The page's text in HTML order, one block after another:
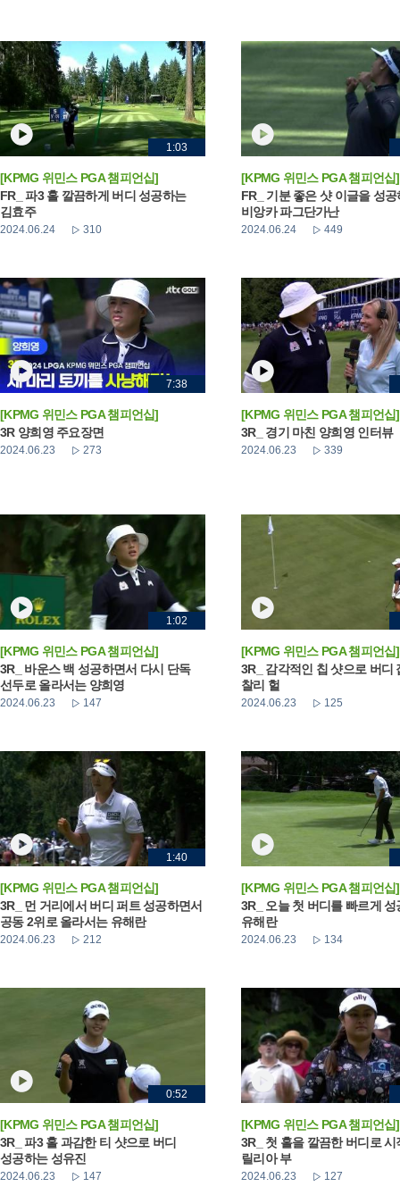
1:03
[KPMG 위민스 PGA 챔피언십]
FR_ 파3 홀 깔끔하게 버디 성공하는
김효주
2024.06.24 310
[KPMG 위민스 PGA 챔피언십]
FR_ 기분 좋은 샷 이글을 성공
비앙카 파그단가난
2024.06.24 449
7:38
[KPMG 위민스 PGA 챔피언십]
3R 양희영 주요장면
2024.06.23 273
[KPMG 위민스 PGA 챔피언십]
3R_ 경기 마친 양희영 인터뷰
2024.06.23 339
1:02
[KPMG 위민스 PGA 챔피언십]
3R_ 바운스 백 성공하면서 다시 단독
선두로 올라서는 양희영
2024.06.23 147
[KPMG 위민스 PGA 챔피언십]
3R_ 감각적인 칩 샷으로 버디
찰리 헐
2024.06.23 125
1:40
[KPMG 위민스 PGA 챔피언십]
3R_ 먼 거리에서 버디 퍼트 성공하면서
공동 2위로 올라서는 유해란
2024.06.23 212
[KPMG 위민스 PGA 챔피언십]
3R_ 오늘 첫 버디를 빠르게 성
유해란
2024.06.23 134
0:52
[KPMG 위민스 PGA 챔피언십]
3R_ 파3 홀 과감한 티 샷으로 버디
성공하는 성유진
2024.06.23 147
[KPMG 위민스 PGA 챔피언십]
3R_ 첫 홀을 깔끔한 버디로 시
릴리아 부
2024.06.23 127